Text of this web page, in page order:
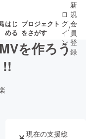
はじ
める
プロジェクト
をさがす
了が近いプ
クト
音楽
ロ
グ
イ
ン
/
新
規
会
員
登
録
を作ろう
!!
現在の支援総